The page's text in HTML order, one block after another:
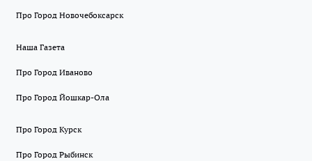
Про Город Новочебоксарск
Наша Газета
Про Город Иваново
Про Город Йошкар-Ола
Про Город Курск
Про Город Рыбинск